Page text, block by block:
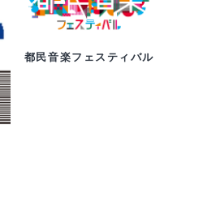
都民音楽フェスティバル